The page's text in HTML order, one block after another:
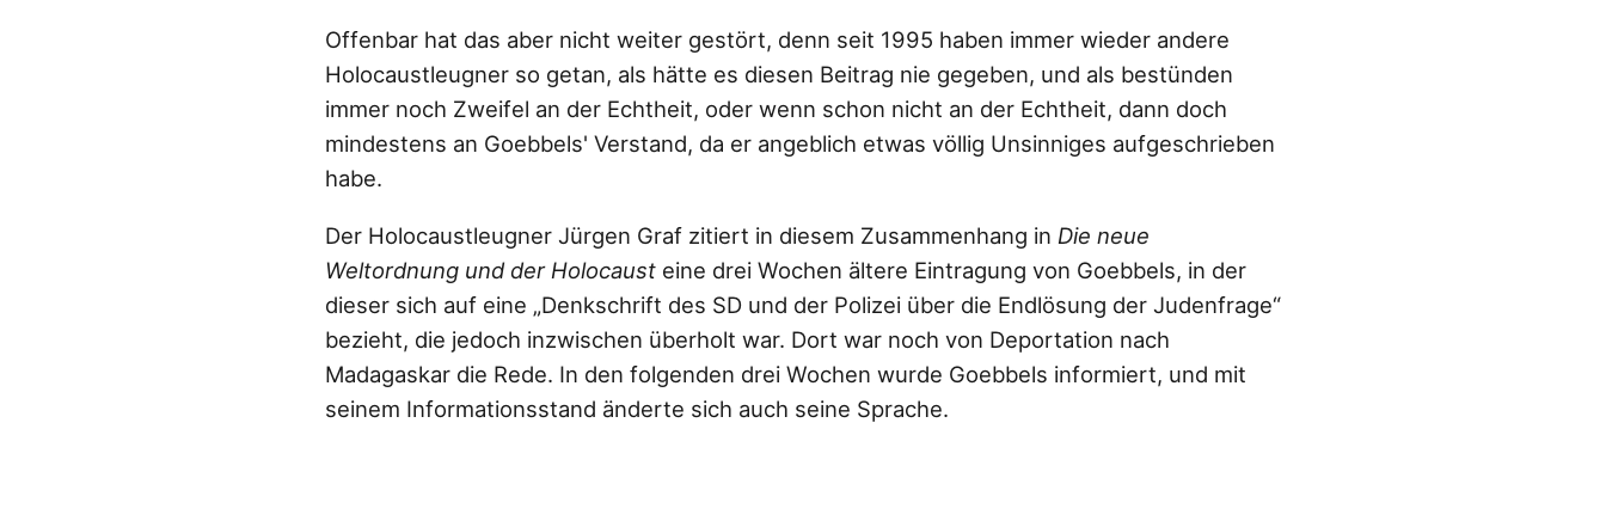
Offenbar hat das aber nicht weiter gestört, denn seit 1995 haben immer wieder andere
Holocaustleugner so getan, als hätte es diesen Beitrag nie gegeben, und als bestünden
immer noch Zweifel an der Echtheit, oder wenn schon nicht an der Echtheit, dann doch
mindestens an Goebbels' Verstand, da er angeblich etwas völlig Unsinniges aufgeschrieben
habe.
Der Holocaustleugner Jürgen Graf zitiert in diesem Zusammenhang in Die neue
Weltordnung und der Holocaust eine drei Wochen ältere Eintragung von Goebbels, in der
dieser sich auf eine „Denkschrift des SD und der Polizei über die Endlösung der Judenfrage“
bezieht, die jedoch inzwischen überholt war. Dort war noch von Deportation nach
Madagaskar die Rede. In den folgenden drei Wochen wurde Goebbels informiert, und mit
seinem Informationsstand änderte sich auch seine Sprache.